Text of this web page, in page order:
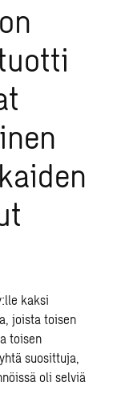
kaksi
joista toisen
toisen
suosittuja,
oli selviä